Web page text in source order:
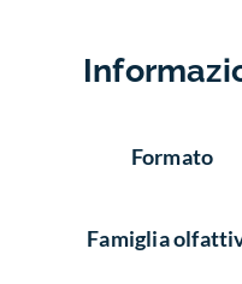
Formato
Famiglia